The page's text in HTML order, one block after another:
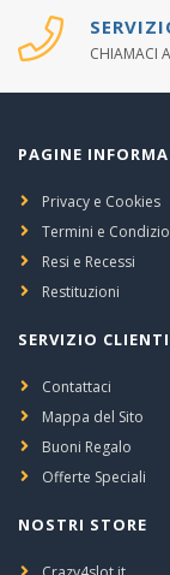
CHIAMACI
PAGINE
Privacy e Cookies
Termini e
Resi e Recessi
Restituzioni
SERVIZIO CLIENTI
Contattaci
Mappa del Sito
Buoni Regalo
Offerte Speciali
NOSTRI STORE